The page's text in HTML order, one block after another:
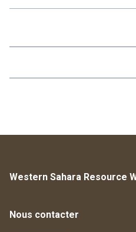
Western Sahara Resource
Nous contacter